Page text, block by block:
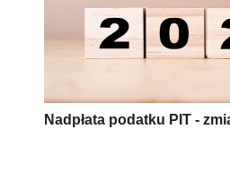
Nadpłata podatku PIT -